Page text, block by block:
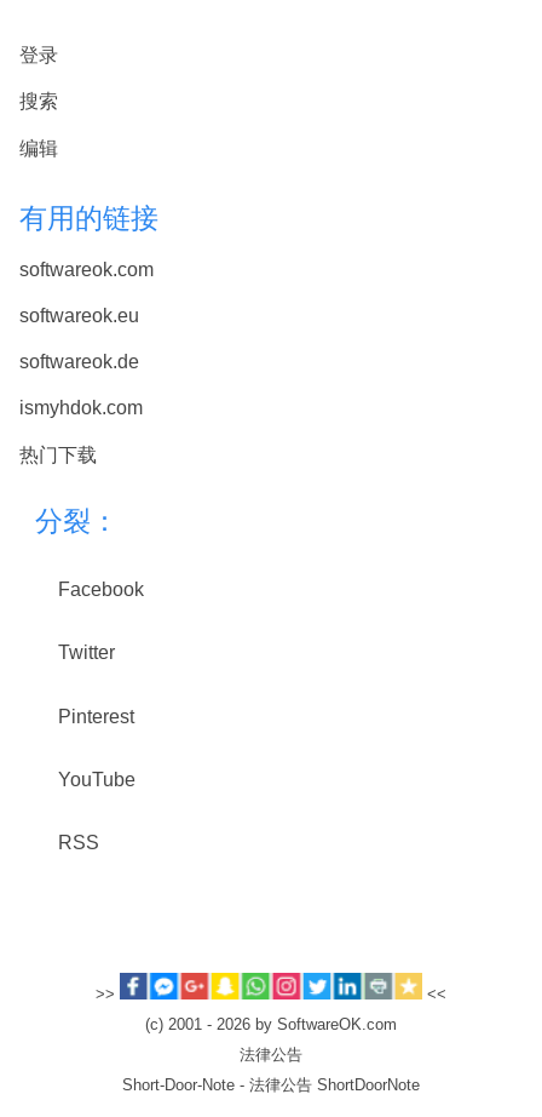
登录
搜索
编辑
有用的链接
softwareok.com
softwareok.eu
softwareok.de
ismyhdok.com
热门下载
分裂：
Facebook
Twitter
Pinterest
YouTube
RSS
>>
<<
(c) 2001 - 2026 by SoftwareOK.com
法律公告
Short-Door-Note - 法律公告 ShortDoorNote